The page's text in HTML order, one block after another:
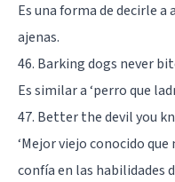
Es una forma de decirle
ajenas.
46. Barking dogs never
Es similar a ‘perro que
47. Better the devil you
‘Mejor viejo conocido que
confía en las habilidades